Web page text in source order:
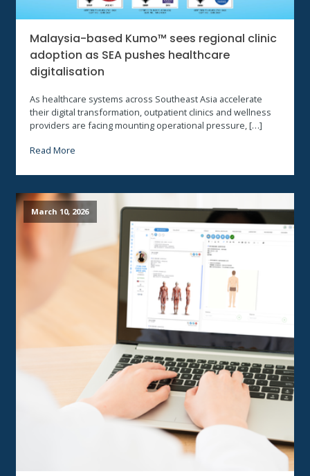
Malaysia-based Kumo™ sees regional clinic
adoption as SEA pushes healthcare
digitalisation
As healthcare systems across Southeast Asia accelerate
their digital transformation, outpatient clinics and wellness
providers are facing mounting operational pressure, […]
Read More
March 10, 2026